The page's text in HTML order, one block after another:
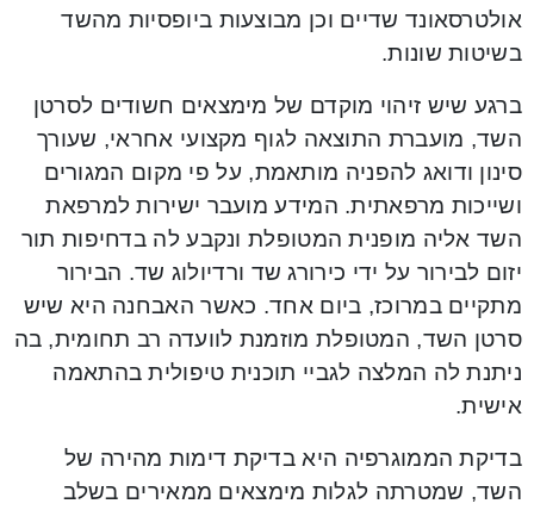
אולטרסאונד שדיים וכן מבוצעות ביופסיות מהשד
בשיטות שונות.
ברגע שיש זיהוי מוקדם של מימצאים חשודים לסרטן
השד, מועברת התוצאה לגוף מקצועי אחראי, שעורך
סינון ודואג להפניה מותאמת, על פי מקום המגורים
ושייכות מרפאתית. המידע מועבר ישירות למרפאת
השד אליה מופנית המטופלת ונקבע לה בדחיפות תור
יזום לבירור על ידי כירורג שד ורדיולוג שד. הבירור
מתקיים במרוכז, ביום אחד. כאשר האבחנה היא שיש
סרטן השד, המטופלת מוזמנת לוועדה רב תחומית, בה
ניתנת לה המלצה לגביי תוכנית טיפולית בהתאמה
אישית.
בדיקת הממוגרפיה היא בדיקת דימות מהירה של
השד, שמטרתה לגלות מימצאים ממאירים בשלב